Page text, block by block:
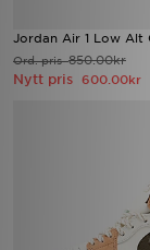
Jordan Air 1 Low Alt
Ord. pris850.00kr
Nytt pris 600.00kr